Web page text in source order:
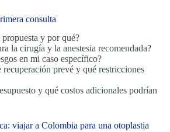
consulta
y por qué?
la cirugía y la anestesia recomendada?
en mi caso específico?
recuperación prevé y qué restricciones
y qué costos adicionales podrían
viajar a Colombia para una otoplastia